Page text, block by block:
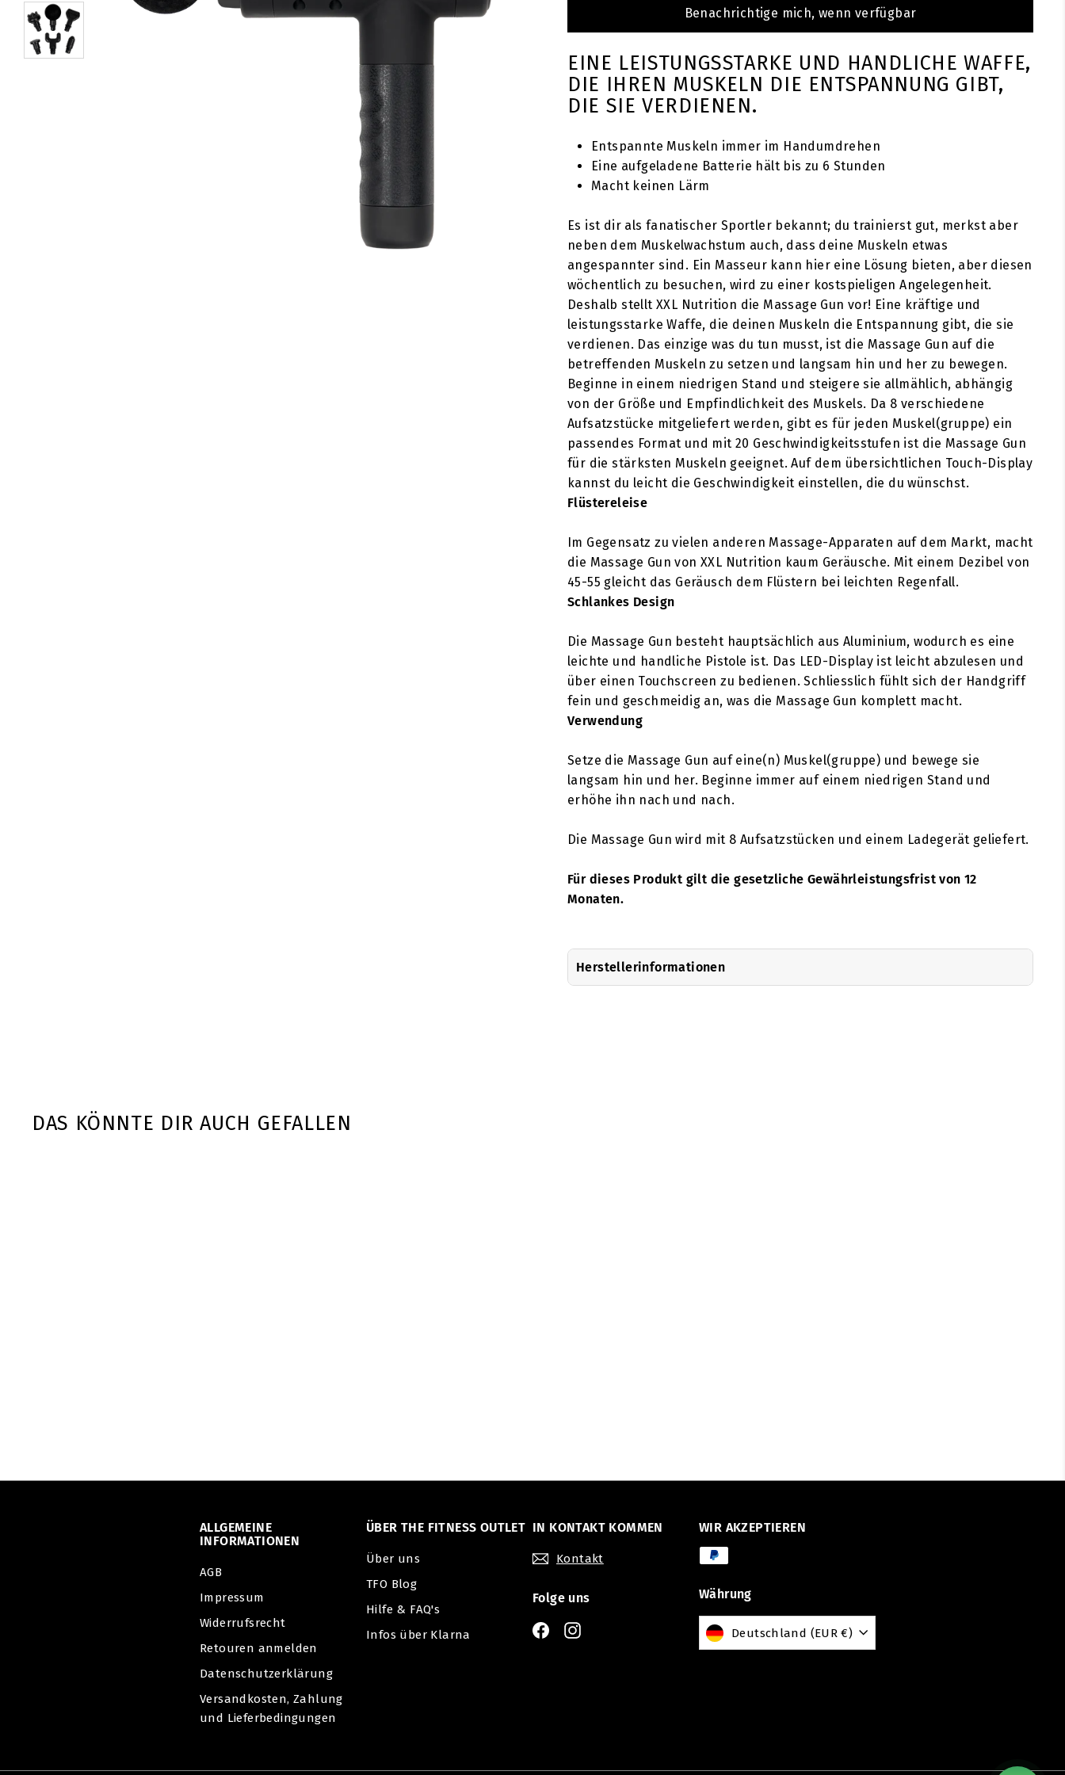
Benachrichtige mich, wenn verfügbar
EINE LEISTUNGSSTARKE UND HANDLICHE WAFFE,
DIE IHREN MUSKELN DIE ENTSPANNUNG GIBT,
DIE SIE VERDIENEN.
Entspannte Muskeln immer im Handumdrehen
Eine aufgeladene Batterie hält bis zu 6 Stunden
Macht keinen Lärm
Es ist dir als fanatischer Sportler bekannt; du trainierst gut, merkst aber
neben dem Muskelwachstum auch, dass deine Muskeln etwas
angespannter sind. Ein Masseur kann hier eine Lösung bieten, aber diesen
wöchentlich zu besuchen, wird zu einer kostspieligen Angelegenheit.
Deshalb stellt XXL Nutrition die Massage Gun vor! Eine kräftige und
leistungsstarke Waffe, die deinen Muskeln die Entspannung gibt, die sie
verdienen. Das einzige was du tun musst, ist die Massage Gun auf die
betreffenden Muskeln zu setzen und langsam hin und her zu bewegen.
Beginne in einem niedrigen Stand und steigere sie allmählich, abhängig
von der Größe und Empfindlichkeit des Muskels. Da 8 verschiedene
Aufsatzstücke mitgeliefert werden, gibt es für jeden Muskel(gruppe) ein
passendes Format und mit 20 Geschwindigkeitsstufen ist die Massage Gun
für die stärksten Muskeln geeignet. Auf dem übersichtlichen Touch-Display
kannst du leicht die Geschwindigkeit einstellen, die du wünschst.
Flüstereleise
Im Gegensatz zu vielen anderen Massage-Apparaten auf dem Markt, macht
die Massage Gun von XXL Nutrition kaum Geräusche. Mit einem Dezibel von
45-55 gleicht das Geräusch dem Flüstern bei leichten Regenfall.
Schlankes Design
Die Massage Gun besteht hauptsächlich aus Aluminium, wodurch es eine
leichte und handliche Pistole ist. Das LED-Display ist leicht abzulesen und
über einen Touchscreen zu bedienen. Schliesslich fühlt sich der Handgriff
fein und geschmeidig an, was die Massage Gun komplett macht.
Verwendung
Setze die Massage Gun auf eine(n) Muskel(gruppe) und bewege sie
langsam hin und her. Beginne immer auf einem niedrigen Stand und
erhöhe ihn nach und nach.
Die Massage Gun wird mit 8 Aufsatzstücken und einem Ladegerät geliefert.
Für dieses Produkt gilt die gesetzliche Gewährleistungsfrist von 12
Monaten.
Herstellerinformationen
DAS KÖNNTE DIR AUCH GEFALLEN
9
ALLGEMEINE
INFORMATIONEN
AGB
Impressum
Widerrufsrecht
Retouren anmelden
Datenschutzerklärung
Versandkosten, Zahlung
und Lieferbedingungen
ÜBER THE FITNESS OUTLET
Über uns
TFO Blog
Hilfe & FAQ's
Infos über Klarna
IN KONTAKT KOMMEN
Kontakt
Folge uns
FacebookInstagram
WIR AKZEPTIEREN
Währung
Deutschland (EUR €)